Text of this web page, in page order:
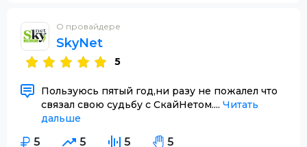
О провайдере
SkyNet
5
Пользуюсь пятый год,ни разу не пожалел что
связал свою судьбу с СкайНетом.... Читать
дальше
5 5 5
5